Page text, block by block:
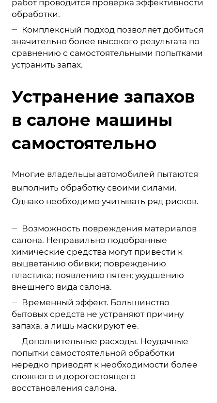
работ проводится проверка эффективности
обработки.
Комплексный подход позволяет добиться
значительно более высокого результата по
сравнению с самостоятельными попытками
устранить запах.
Устранение запахов
в салоне машины
самостоятельно
Многие владельцы автомобилей пытаются
выполнить обработку своими силами.
Однако необходимо учитывать ряд рисков.
Возможность повреждения материалов
салона. Неправильно подобранные
химические средства могут привести к
выцветанию обивки; повреждению
пластика; появлению пятен; ухудшению
внешнего вида салона.
Временный эффект. Большинство
бытовых средств не устраняют причину
запаха, а лишь маскируют ее.
Дополнительные расходы. Неудачные
попытки самостоятельной обработки
нередко приводят к необходимости более
сложного и дорогостоящего
восстановления салона.